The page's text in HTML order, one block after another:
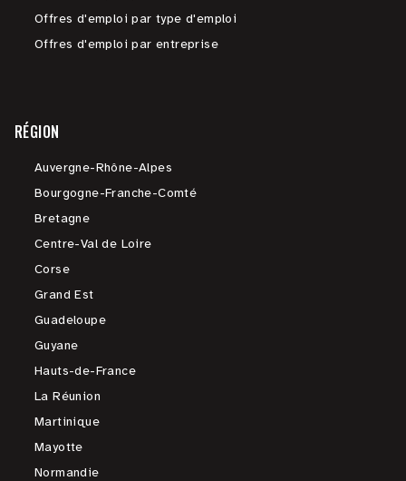
Offres d'emploi par type d'emploi
Offres d'emploi par entreprise
RÉGION
Auvergne-Rhône-Alpes
Bourgogne-Franche-Comté
Bretagne
Centre-Val de Loire
Corse
Grand Est
Guadeloupe
Guyane
Hauts-de-France
La Réunion
Martinique
Mayotte
Normandie